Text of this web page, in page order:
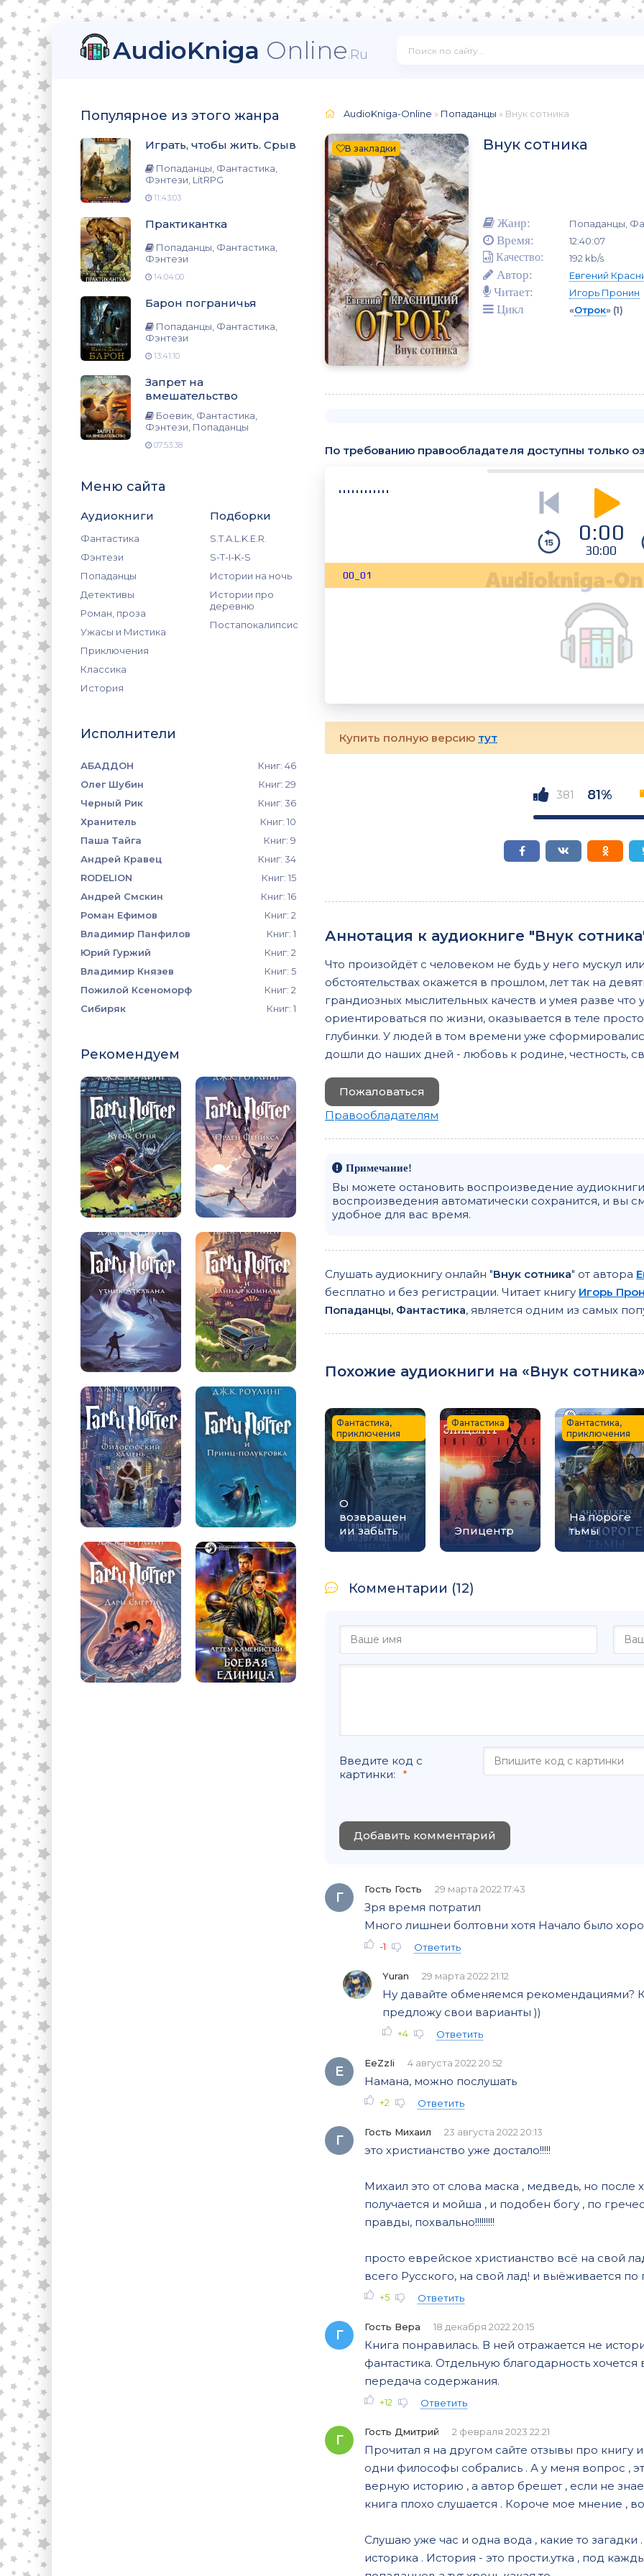
AudioKniga Online.Ru
Популярное из этого жанра
Играть, чтобы жить. Срыв
Попаданцы, Фантастика,
Фэнтези, LitRPG
11:43:03
Практикантка
Попаданцы, Фантастика,
Фэнтези
14:04:00
Барон пограничья
Попаданцы, Фантастика,
Фэнтези
13:41:10
Запрет на
вмешательство
Боевик, Фантастика,
Фэнтези, Попаданцы
07:53:38
Меню сайта
Аудиокниги
Фантастика
Фэнтези
Попаданцы
Детективы
Роман, проза
Ужасы и Мистика
Приключения
Классика
История
Подборки
S.T.A.L.K.E.R.
S-T-I-K-S
Истории на ночь
Истории про
деревню
Постапокалипсис
Исполнители
АБАДДОН
Книг: 46
Олег Шубин
Книг: 29
Черный Рик
Книг: 36
Хранитель
Книг: 10
Паша Тайга
Книг: 9
Андрей Кравец
Книг: 34
RODELION
Книг: 15
Андрей Смскин
Книг: 16
Роман Ефимов
Книг: 2
Владимир Панфилов
Книг: 1
Юрий Гуржий
Книг: 2
Владимир Князев
Книг: 5
Пожилой Ксеноморф
Книг: 2
Сибиряк
Книг: 1
Рекомендуем
AudioKniga-Online » Попаданцы » Внук сотника
В закладки Внук сотника
Жанр: Попаданцы,
Время: 12:40:07
Качество: 192 kb/s
Автор: Евгений
Читает: Игорь Пронин
Цикл «Отрок» (1)
По требованию правообладателя доступны только
0:00
30:00
00_01
Купить полную версию тут
381 81%
Аннотация к аудиокниге "Внук
Что произойдёт с человеком не будь у него мускул
обстоятельствах окажется в прошлом, лет так на
грандиозных мыслительных качеств и умея разве что
ориентироваться по жизни, оказывается в теле
глубинки. У людей в том времени уже
дошли до наших дней - любовь к родине, честность,
Пожаловаться
Правообладателям
Примечание!
Вы можете остановить воспроизведение
воспроизведения автоматически сохранится, и вы
удобное для вас время.
Слушать аудиокнигу онлайн "Внук сотника" от автора
бесплатно и без регистрации. Читает книгу Игорь
Попаданцы, Фантастика, является одним из самых
Похожие аудиокниги на «Внук
О
возвращен
ии забыть
Фантастика,
приключения
Эпицентр
Фантастика
На пороге
тьмы
Фантастика,
приключения
Комментарии (12)
Введите код с
картинки:
Добавить комментарий
Г
Гость Гость 29 марта 2022 17:43
Зря время потратил
Много лишнеи болтовни хотя Начало было
-1 Ответить
Yuran 29 марта 2022 21:12
Ну давайте обменяемся рекомендациями?
предложу свои варианты ))
+4 Ответить
E
EeZzIi 4 августа 2022 20:52
Намана, можно послушать
+2 Ответить
Г
Гость Михаил 23 августа 2022 20:13
это христианство уже достало!!!!!
Михаил это от слова маска , медведь, но после
получается и мойша , и подобен богу , по
правды, похвально!!!!!!!!!
просто еврейское христианство всё на свой
всего Русского, на свой лад! и выёживается по
+5 Ответить
Г
Гость Вера 18 декабря 2022 20:15
Книга понравилась. В ней отражается не
фантастика. Отдельную благодарность
передача содержания.
+12 Ответить
Г
Гость Дмитрий 2 февраля 2023 22:21
Прочитал я на другом сайте отзывы про книгу
одни философы собрались . А у меня вопрос ,
верную историю , а автор брешет , если не
книга плохо слушается . Короче мое мнение ,
Слушаю уже час и одна вода , какие то
историка . История - это прости.утка , под
LitRPG
Попаданцы